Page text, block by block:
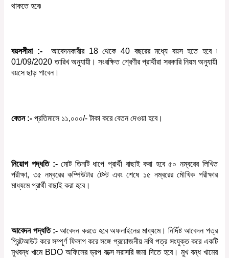
থাকতে হবে৷
বয়সসীমা:- আবেদনকারীর18থেকে 40 বছরের মধ্যে বয়স হতে হবে ৷
01/09/2020তারিখ অনুযায়ী। সংরক্ষিত শ্রেণীর প্রার্থীরা সরকারি নিয়ম অনুযায়ী
বয়সে ছাড় পাবেন।
বেতন:- প্রতিমাসে ১১,০০০/- টাকা করে বেতন দেওয়া হবে।
নিয়োগ পদ্ধতি :-মোট তিনটি ধাপে প্রার্থী বাছাই করা হবে ৫০ নম্বরের লিখিত
পরীক্ষা, ৩৫ নম্বরের কম্পিউটার টেস্ট এবং শেষে ১৫ নম্বরের মৌখিক পরীক্ষার
মাধ্যমে প্রার্থী বাছাই করা হবে।
আবেদন পদ্ধতি:- আবেদন করতে হবে অফলাইনের মাধ্যমে। নির্দিষ্ট আবেদন পত্র
প্রিন্টআউট করে সম্পূর্ণ ফিলাপ করে সঙ্গে প্রয়োজনীয় নথি পত্র সংযুক্ত করে একটি
মুখবন্ধ খামে BDO অফিসের ড্রপ বক্সে সরাসরি জমা দিতে হবে। মুখ বন্ধ খামের